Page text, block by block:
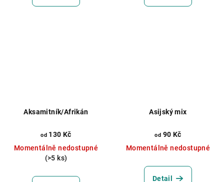
Aksamitník/Afrikán
od 130 Kč
Momentálně nedostupné
(>5 ks)
Asijský mix
od 90 Kč
Momentálně nedostupné
Detail